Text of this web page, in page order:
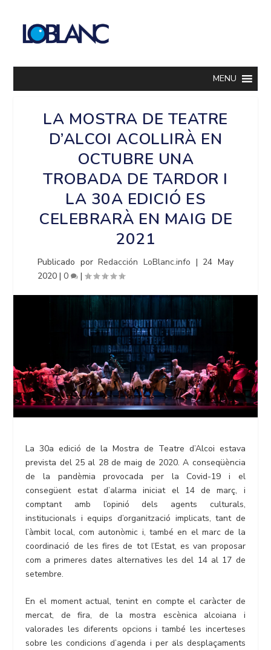
MENU
LA MOSTRA DE TEATRE
D’ALCOI ACOLLIRÀ EN
OCTUBRE UNA
TROBADA DE TARDOR I
LA 30A EDICIÓ ES
CELEBRARÀ EN MAIG DE
2021
Publicado porRedacción LoBlanc.info | 24 May
2020 |0 |
La 30a edició de la Mostra de Teatre d’Alcoi estava
prevista del 25 al 28 de maig de 2020. A conseqüència
de la pandèmia provocada per la Covid-19 i el
consegüent estat d’alarma iniciat el 14 de març, i
comptant amb l’opinió dels agents culturals,
institucionals i equips d’organització implicats, tant de
l’àmbit local, com autonòmic i, també en el marc de la
coordinació de les fires de tot l’Estat, es van proposar
com a primeres dates alternatives les del 14 al 17 de
setembre.
En el moment actual, tenint en compte el caràcter de
mercat, de fira, de la mostra escènica alcoiana i
valorades les diferents opcions i també les incerteses
sobre les condicions d’agenda i per als desplaçaments